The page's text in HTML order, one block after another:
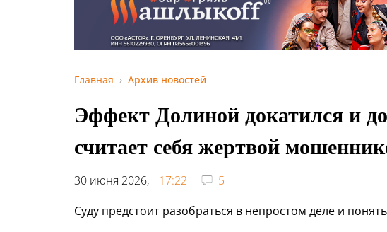
Главная Архив новостей
Эффект Долиной докатился и
считает себя жертвой
30 июня 2026, 17:22
5
Суду предстоит разобраться в непростом деле и